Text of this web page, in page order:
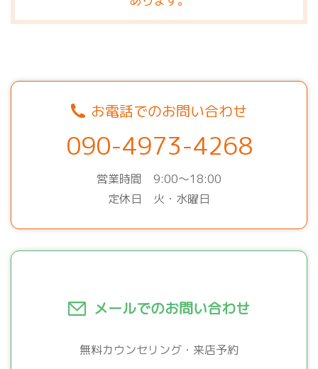
お電話でのお問い合わせ
090-4973-4268
営業時間 9:00～18:00
定休日 火・水曜日
メールでのお問い合わせ
無料カウンセリング・来店予約